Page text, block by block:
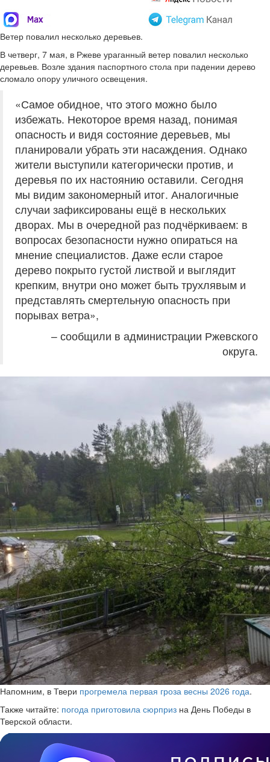
Ветер повалил несколько деревьев.
В четверг, 7 мая, в Ржеве ураганный ветер повалил несколько
деревьев. Возле здания паспортного стола при падении дерево
сломало опору уличного освещения.
«Самое обидное, что этого можно было
избежать. Некоторое время назад, понимая
опасность и видя состояние деревьев, мы
планировали убрать эти насаждения. Однако
жители выступили категорически против, и
деревья по их настоянию оставили. Сегодня
мы видим закономерный итог. Аналогичные
случаи зафиксированы ещё в нескольких
дворах. Мы в очередной раз подчёркиваем: в
вопросах безопасности нужно опираться на
мнение специалистов. Даже если старое
дерево покрыто густой листвой и выглядит
крепким, внутри оно может быть трухлявым и
представлять смертельную опасность при
порывах ветра»,
– сообщили в администрации Ржевского
округа.
Напомним, в Твери прогремела первая гроза весны 2026 года.
Также читайте: погода приготовила сюрприз на День Победы в
Тверской области.